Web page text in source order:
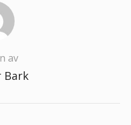
av
Bark